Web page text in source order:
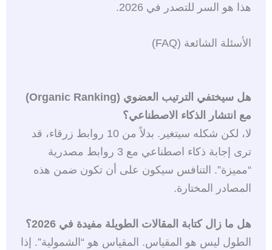
هذا هو السر للتصدر في 2026.
الأسئلة الشائعة (FAQ)
هل سيختفي الترتيب العضوي (Organic Ranking)
مع انتشار الذكاء الاصطناعي؟
لا، لكن شكله سيتغير. بدلاً من 10 روابط زرقاء، قد
ترى إجابة ذكاء اصطناعي مع 3 روابط مصدرية
“مميزة”. التنافس سيكون على أن تكون ضمن هذه
المصادر المختارة.
هل ما زال كتابة المقالات الطويلة مفيدة في 2026؟
الطول ليس هو المقياس. المقياس هو “الشمولية”. إذا